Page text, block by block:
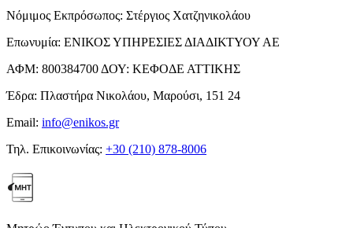
Νόμιμος Εκπρόσωπος: Στέργιος Χατζηνικολάου
Επωνυμία: ΕΝΙΚΟΣ ΥΠΗΡΕΣΙΕΣ ΔΙΑΔΙΚΤΥΟΥ ΑΕ
ΑΦΜ: 800384700 ΔΟΥ: ΚΕΦΟΔΕ ΑΤΤΙΚΗΣ
Έδρα: Πλαστήρα Νικολάου, Μαρούσι, 151 24
Email: info@enikos.gr
Τηλ. Επικοινωνίας: +30 (210) 878-8006